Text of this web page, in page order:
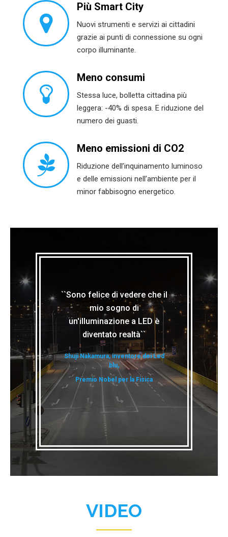
Più Smart City
Nuovi strumenti e servizi ai cittadini
grazie ai punti di connessione su ogni
corpo illuminante.
Meno consumi
Stessa luce, bolletta cittadina più
leggera: -40% di spesa. E riduzione del
numero dei guasti.
Meno emissioni di CO2
Riduzione dell’inquinamento luminoso
e delle emissioni nell’ambiente per il
minor fabbisogno energetico.
``Sono felice di vedere che il
mio sogno di
un'illuminazione a LED è
diventato realtà``
Shuji Nakamura, inventore dei Led
blu,
Premio Nobel per la Fisica
VIDEO